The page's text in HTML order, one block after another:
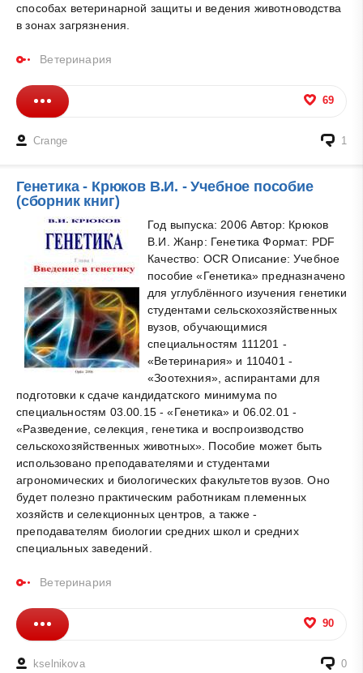
способах ветеринарной защиты и ведения животноводства
в зонах загрязнения.
Ветеринария
69
Crange 1
Генетика - Крюков В.И. - Учебное пособие
(сборник книг)
Год выпуска: 2006 Автор: Крюков
В.И. Жанр: Генетика Формат: PDF
Качество: OCR Описание: Учебное
пособие «Генетика» предназначено
для углублённого изучения генетики
студентами сельскохозяйственных
вузов, обучающимися
специальностям 111201 -
«Ветеринария» и 110401 -
«Зоотехния», аспирантами для
подготовки к сдаче кандидатского минимума по
специальностям 03.00.15 - «Генетика» и 06.02.01 -
«Разведение, селекция, генетика и воспроизводство
сельскохозяйственных животных». Пособие может быть
использовано преподавателями и студентами
агрономических и биологических факультетов вузов. Оно
будет полезно практическим работникам племенных
хозяйств и селекционных центров, а также -
преподавателям биологии средних школ и средних
специальных заведений.
Ветеринария
90
kselnikova 0